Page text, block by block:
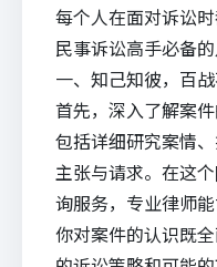
每个人在面对诉讼
民事诉讼高手必备
一、知己知彼，百
首先，深入了解案
包括详细研究案情
主张与请求。在这
询服务，专业律师
你对案件的认识既